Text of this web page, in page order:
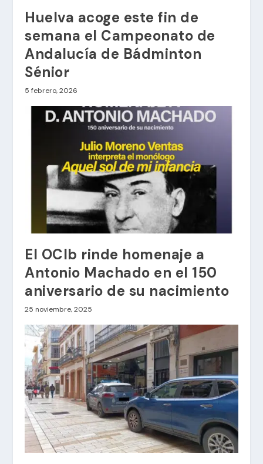
Huelva acoge este fin de
semana el Campeonato de
Andalucía de Bádminton
Sénior
5 febrero, 2026
El OCIb rinde homenaje a
Antonio Machado en el 150
aniversario de su nacimiento
25 noviembre, 2025